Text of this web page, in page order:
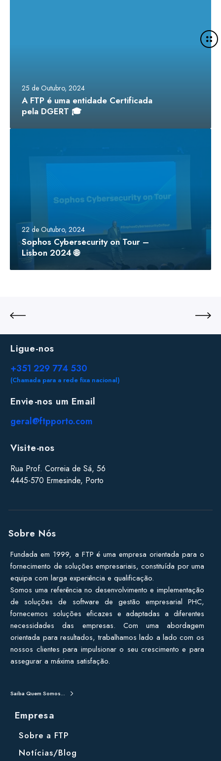
25 de Outubro, 2024
A FTP é uma entidade Certificada
pela DGERT 🎓
22 de Outubro, 2024
Sophos Cybersecurity on Tour –
Lisbon 2024 🌐
Ligue-nos
+351 229 774 530
(Chamada para a rede fixa nacional)
Envie-nos um Email
geral@ftpporto.com
Visite-nos
Rua Prof. Correia de Sá, 56
4445-570 Ermesinde, Porto
Sobre Nós
Fundada em 1999, a FTP é uma empresa orientada para o
fornecimento de soluções empresariais, constituída por uma
equipa com larga experiência e qualificação.
Somos uma referência no desenvolvimento e implementação
de soluções de software de gestão empresarial PHC,
fornecemos soluções eficazes e adaptadas a diferentes
necessidades das empresas. Com uma abordagem
orientada para resultados, trabalhamos lado a lado com os
nossos clientes para impulsionar o seu crescimento e para
assegurar a máxima satisfação.
Saiba Quem Somos...
Empresa
Sobre a FTP
Notícias/Blog